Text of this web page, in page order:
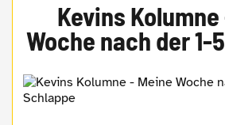
Kevins
Woche nach der 1-